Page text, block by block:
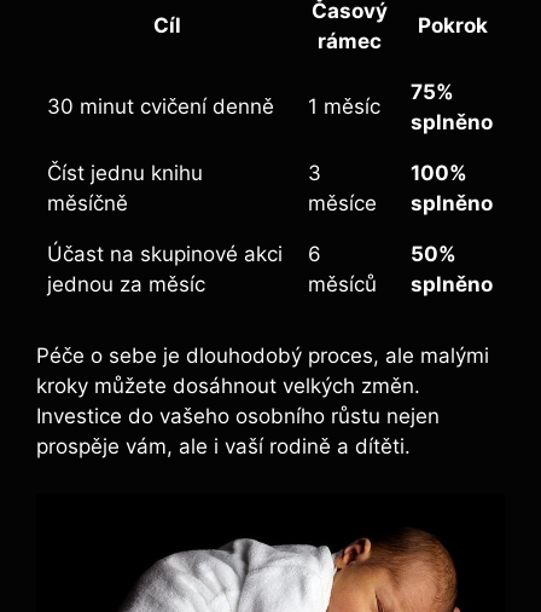
Cíl
Časový
rámec
Pokrok
30 minut cvičení denně 1 měsíc
75%
splněno
Číst jednu knihu
měsíčně
3
měsíce
100%
splněno
Účast na skupinové akci
jednou za měsíc
6
měsíců
50%
splněno
Péče o sebe je dlouhodobý proces, ale malými
kroky můžete dosáhnout velkých změn.
Investice do vašeho osobního růstu nejen
prospěje vám, ale i vaší rodině a dítěti.